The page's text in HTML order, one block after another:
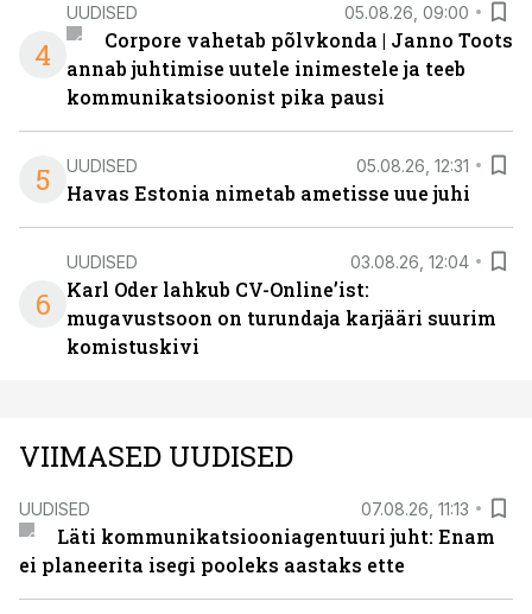
4
UUDISED 05.08.26, 09:00
Corpore vahetab põlvkonda | Janno Toots
annab juhtimise uutele inimestele ja teeb
kommunikatsioonist pika pausi
5 UUDISED 05.08.26, 12:31
Havas Estonia nimetab ametisse uue juhi
6
UUDISED 03.08.26, 12:04
Karl Oder lahkub CV-Online’ist:
mugavustsoon on turundaja karjääri suurim
komistuskivi
VIIMASED UUDISED
UUDISED 07.08.26, 11:13
Läti kommunikatsiooniagentuuri juht: Enam
ei planeerita isegi pooleks aastaks ette